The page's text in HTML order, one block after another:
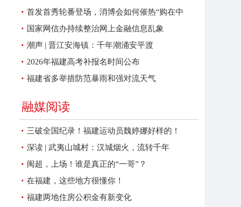
首发首秀轮番登场，消博会如何催热“购在中
国”？
国家网信办持续整治网上金融信息乱象
潮声 | 晋江安海镇：千年潮涌安平渡
2026年福建高考补报名时间公布
福建省多举措防范暴雨和强对流天气
融媒阅读
三破全国纪录！福建运动员魏婷娜好样的！
深读 | 武夷山城村：汉城烟火，流转千年
闽超，上场！谁是真正的“一哥”？
在福建，这些地方很懂你！
福建两地住房公积金有新变化